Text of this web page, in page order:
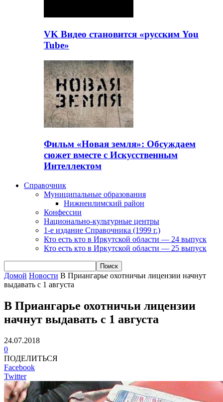
VK Видео становится «русским You
Tube»
Фильм «Новая земля»: Обсуждаем
сюжет вместе с Искусственным
Интеллектом
Справочник
Муниципальные образования
Нижнеилимский район
Конфессии
Национально-культурные центры
1-е издание Справочника (1999 г.)
Кто есть кто в Иркутской области — 24 выпуск
Кто есть кто в Иркутской области — 25 выпуск
Домой Новости В Приангарье охотничьи лицензии начнут
выдавать с 1 августа
В Приангарье охотничьи лицензии
начнут выдавать с 1 августа
24.07.2018
0
ПОДЕЛИТЬСЯ
Facebook
Twitter